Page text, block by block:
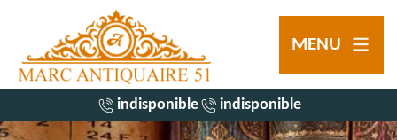
MENU
indisponible indisponible